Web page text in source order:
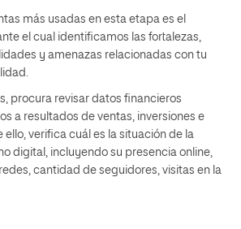
más usadas en esta etapa es el
el cual identificamos las fortalezas,
y amenazas relacionadas con tu
procura revisar datos financieros
a resultados de ventas, inversiones e
ello, verifica cuál es la situación de la
digital, incluyendo su presencia online,
cantidad de seguidores, visitas en la